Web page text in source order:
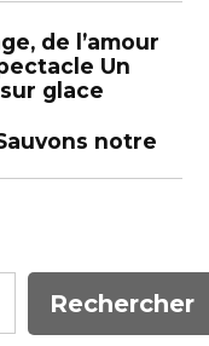
de l’amour
Un
glace
notre
Rechercher